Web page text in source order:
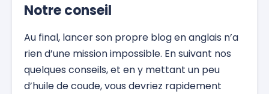
Notre conseil
Au final, lancer son propre blog en anglais n’a
rien d’une mission impossible. En suivant nos
quelques conseils, et en y mettant un peu
d’huile de coude, vous devriez rapidement